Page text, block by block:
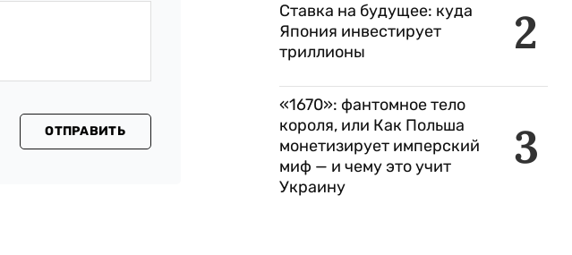
ОТПРАВИТЬ
2
Ставка на будущее: куда
Япония инвестирует
триллионы
3
«1670»: фантомное тело
короля, или Как Польша
монетизирует имперский
миф — и чему это учит
Украину